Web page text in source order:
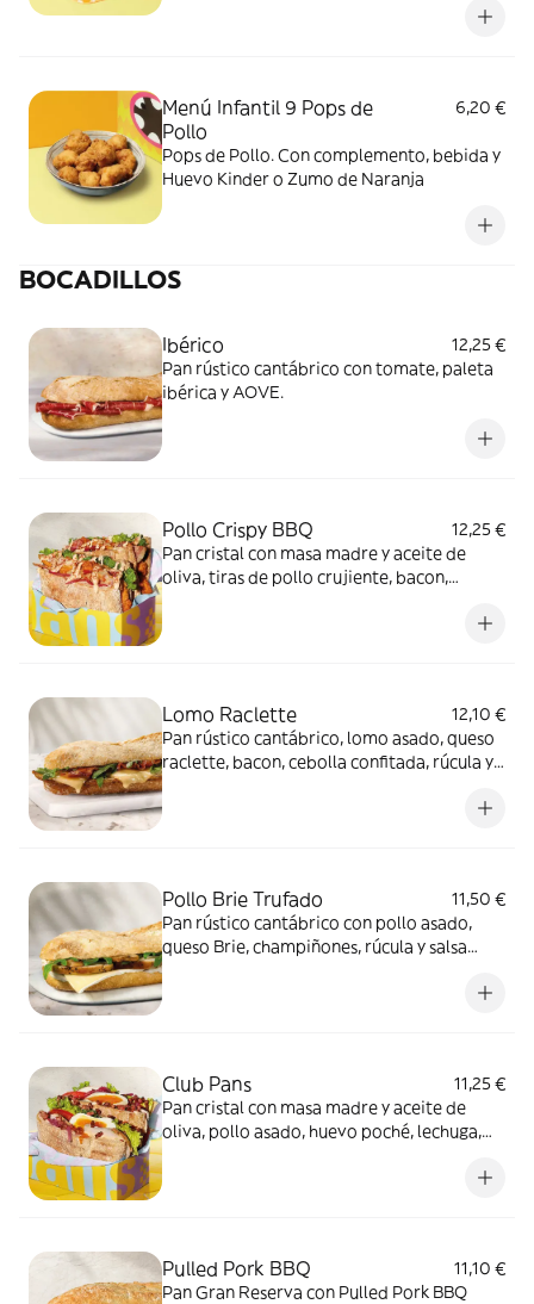
Menú Infantil 9 Pops de
Pollo
6,20 €
Pops de Pollo. Con complemento, bebida y
Huevo Kinder o Zumo de Naranja
BOCADILLOS
Ibérico
12,25 €
Pan rústico cantábrico con tomate, paleta
ibérica y AOVE.
Pollo Crispy BBQ
12,25 €
Pan cristal con masa madre y aceite de
oliva, tiras de pollo crujiente, bacon,
Lomo Raclette
12,10 €
Pan rústico cantábrico, lomo asado, queso
raclette, bacon, cebolla confitada, rúcula y
Pollo Brie Trufado
11,50 €
Pan rústico cantábrico con pollo asado,
queso Brie, champiñones, rúcula y salsa
Club Pans
11,25 €
Pan cristal con masa madre y aceite de
oliva, pollo asado, huevo poché, lechuga,
Pulled Pork BBQ
11,10 €
Pan Gran Reserva con Pulled Pork BBQ